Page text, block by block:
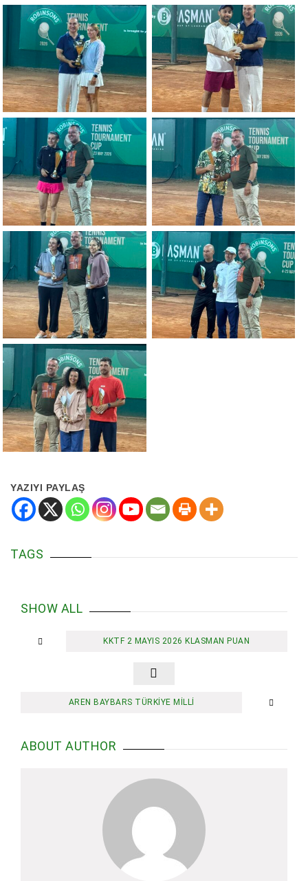
YAZIYI PAYLAŞ
TAGS
SHOW ALL
KKTF 2 MAYIS 2026 KLASMAN PUAN
AREN BAYBARS TÜRKİYE MİLLİ
ABOUT AUTHOR